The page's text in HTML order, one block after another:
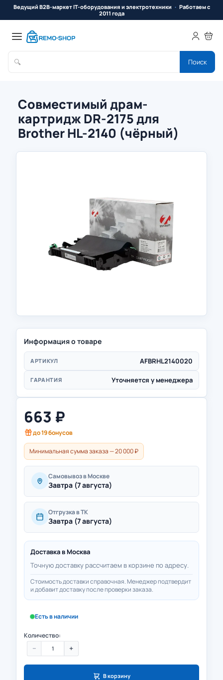
Ведущий B2B-маркет IT-оборудования и электротехники
Работаем с
2011 года
🔍 Поиск
Совместимый драм-
картридж DR-2175 для
Brother HL-2140 (чёрный)
Информация о товаре
АРТИКУЛ AFBRHL2140020
ГАРАНТИЯ Уточняется у менеджера
663 ₽
до19бонусов
Минимальная сумма заказа — 20 000 ₽
Самовывоз в Москве
Завтра (7 августа)
Отгрузка в ТК
Завтра (7 августа)
Доставка в Москва
Точную доставку рассчитаем в корзине по адресу.
Стоимость доставки справочная. Менеджер подтвердит
и добавит доставку после проверки заказа.
Есть в наличии
Количество:
− +
В корзину